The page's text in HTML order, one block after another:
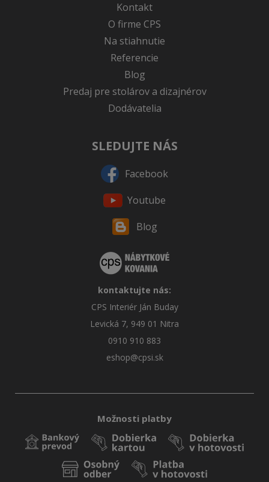
Kontakt
O firme CPS
Na stiahnutie
Referencie
Blog
Predaj pre stolárov a dizajnérov
Dodávatelia
SLEDUJTE NÁS
Facebook
Youtube
Blog
kontaktujte nás:
CPS Interiér Ján Buday
Levická 7, 949 01 Nitra
0910 910 883
eshop@cpsi.sk
Možnosti platby